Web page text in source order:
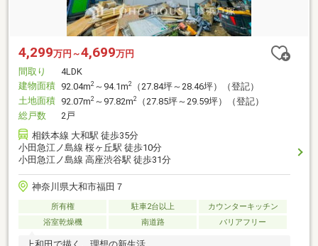
4,299万円～4,699万円
間取り
4LDK
建物面積 92.04m2 ～94.1m2
（27.84坪～28.46坪）（登記）
土地面積 92.07m2 ～97.82m2
（27.85坪～29.59坪）（登記）
総戸数
2戸
相鉄本線 大和駅 徒歩35分
小田急江ノ島線 桜ヶ丘駅 徒歩10分
小田急江ノ島線 高座渋谷駅 徒歩31分
神奈川県大和市福田７
所有権 駐車2台以上
カウンターキッチン
浴室乾燥機
南道路 バリアフリー